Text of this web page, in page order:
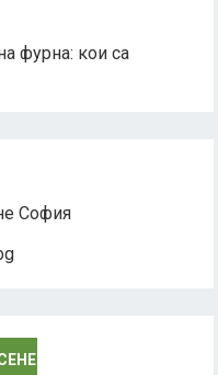
фурна: кои са
София